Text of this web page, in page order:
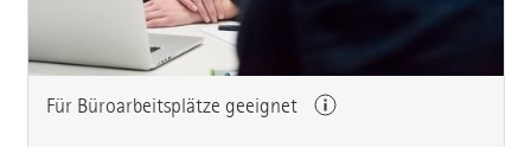
Für Büroarbeitsplätze geeignet